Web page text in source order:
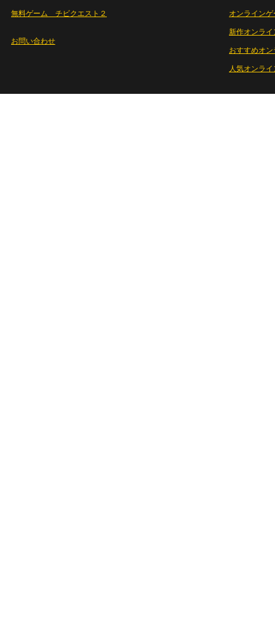
無料ゲーム チビクエスト２
お問い合わせ
オンライン
新作オンライ
おすすめオ
人気オンラ